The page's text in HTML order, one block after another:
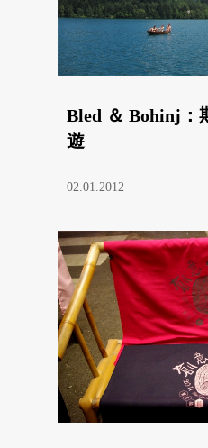
Bled ＆ Bohinj：
遊
02.01.2012